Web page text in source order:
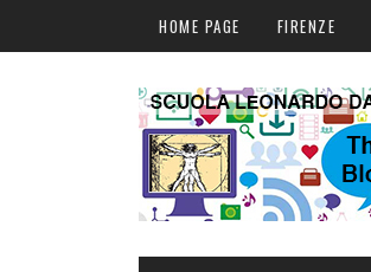
HOME PAGE FIRENZE